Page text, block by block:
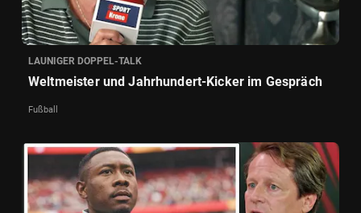
LAUNIGER DOPPEL-TALK
Weltmeister und Jahrhundert-Kicker im Gespräch
Fußball